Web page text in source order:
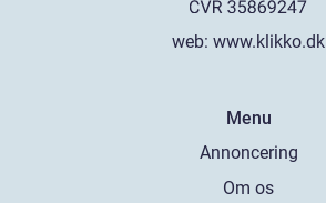
web: www.klikko.dk
Menu
Annoncering
Om os